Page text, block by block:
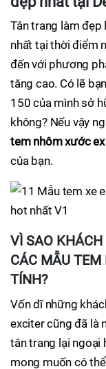
Tân trang làm đẹp
nhất tại thời điểm
đến với phương
tăng cao. Có lẽ
150 của mình sở
không? Nếu vậy
tem nhôm xước
của bạn.
VÌ SAO
CÁC MẪU TEM
TÍNH?
Vốn dĩ những
exciter cũng đã là
tân trang lại ngoại
mong muốn có